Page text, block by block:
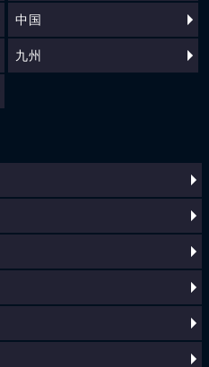
中国
九州